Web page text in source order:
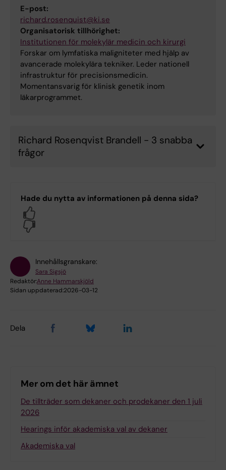
E-post:
richard.rosenquist@ki.se
Organisatorisk tillhörighet:
Institutionen för molekylär medicin och kirurgi
Forskar om lymfatiska maligniteter med hjälp av
avancerade molekylära tekniker. Leder nationell
infrastruktur för precisionsmedicin.
Momentansvarig för klinisk genetik inom
läkarprogrammet.
Richard Rosenqvist Brandell - 3 snabba
frågor
Hade du nytta av informationen på denna sida?
Innehållsgranskare:
Sara Sigsjö
Redaktör:Anne Hammarskjöld
Sidan uppdaterad:2026-03-12
Dela
Mer om det här ämnet
De tillträder som dekaner och prodekaner den 1 juli
2026
Hearings inför akademiska val av dekaner
Akademiska val